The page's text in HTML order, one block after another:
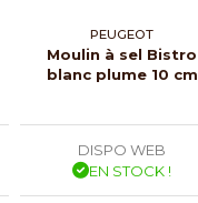
PEUGEOT
Moulin à sel Bistro
blanc plume 10 cm
DISPO WEB
EN STOCK !